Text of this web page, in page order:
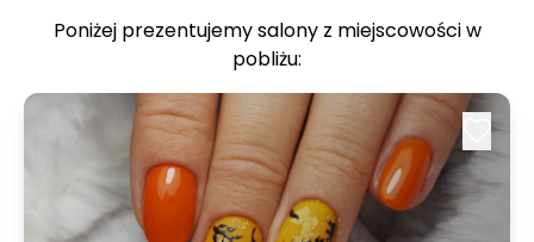
Poniżej prezentujemy salony z miejscowości w
pobliżu: